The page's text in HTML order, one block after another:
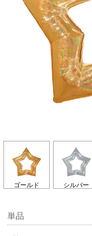
ゴールド シルバー
単品